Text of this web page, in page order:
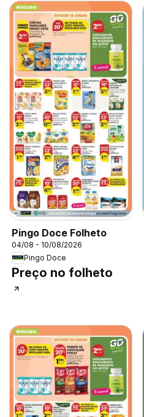
Pingo Doce Folheto
04/08 - 10/08/2026
Pingo Doce
Preço no folheto